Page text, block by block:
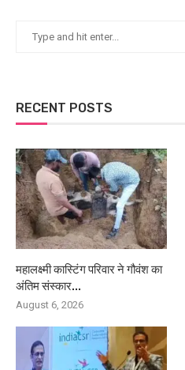
RECENT POSTS
महालक्ष्मी कास्टिंग परिवार ने गौवंश का
अंतिम संस्कार...
August 6, 2026